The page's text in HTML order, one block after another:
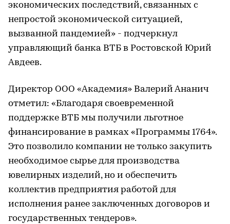
экономических последствий, связанных с
непростой экономической ситуацией,
вызванной пандемией» - подчеркнул
управляющий банка ВТБ в Ростовской Юрий
Авдеев.
Директор ООО «Академия» Валерий Ананич
отметил: «Благодаря своевременной
поддержке ВТБ мы получили льготное
финансирование в рамках «Программы 1764».
Это позволило компании не только закупить
необходимое сырье для производства
ювелирных изделий, но и обеспечить
коллектив предприятия работой для
исполнения ранее заключенных договоров и
государственных тендеров».